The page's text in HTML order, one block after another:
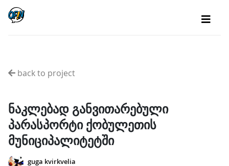
back to project
ნაკლებად განვითარებული
პარასპორტი ქობულეთის
მუნიციპალიტეტში
guga kvirkvelia